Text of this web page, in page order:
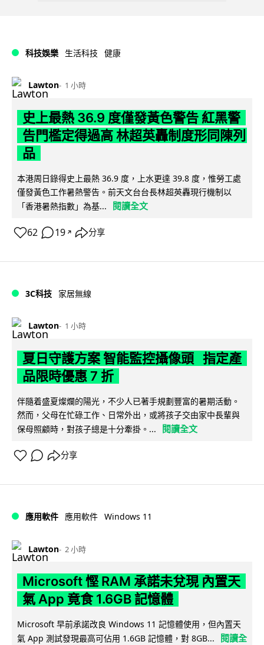
科技娛樂 生活科技 健康
Lawton 1 小時
史上最熱 36.9 度僅發黃色警告 紅黑警
告門檻定得過高 林超英轟制度形同陳列
品
本港周日錄得史上最熱 36.9 度，上水更達 39.8 度，惟勞工處
僅發黃色工作暑熱警告。前天文台台長林超英轟現行機制以
「香港暑熱指數」為基...
閱讀全文
62 19 ↗ 分享
3C科技 家居無線
Lawton 1 小時
夏日守護方案 智能監控攝像頭 指定產
品限時優惠 7 折
伴隨着盛夏燦爛的陽光，不少人已著手規劃豐富的暑期活動。
然而，父母在忙碌工作、日常外出，或將孩子交由家中長輩與
保母照顧時，對孩子總是十分牽掛。...
閱讀全文
分享
應用軟件 應用軟件 Windows 11
Lawton 2 小時
Microsoft 慳 RAM 承諾未兌現 內置天
氣 App 竟食 1.6GB 記憶體
Microsoft 早前承諾改良 Windows 11 記憶體使用，但內置天
氣 App 測試發現最高可佔用 1.6GB 記憶體，對 8GB...
閱讀全